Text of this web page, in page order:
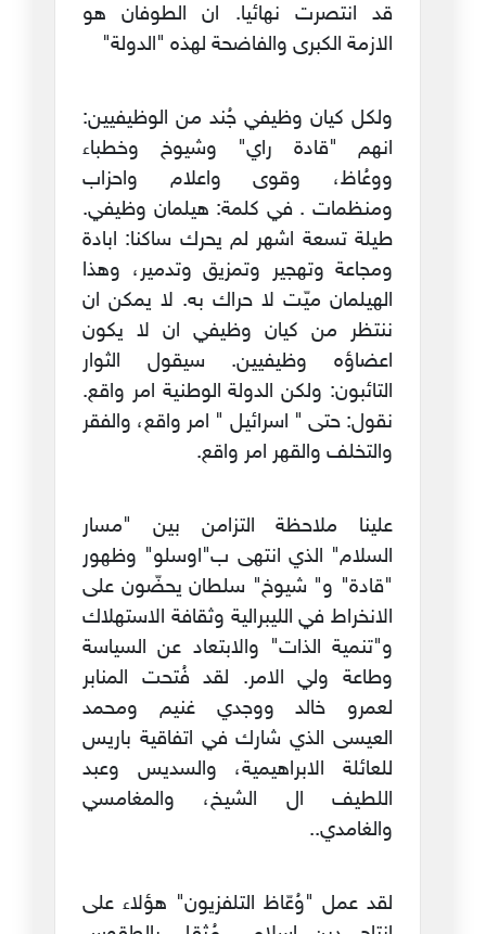
قد انتصرت نهائيا. ان الطوفان هو
الازمة الكبرى والفاضحة لهذه "الدولة"
ولكل كيان وظيفي جُند من الوظيفيين:
انهم "قادة راي" وشيوخ وخطباء
ووعُاظ، وقوى واعلام واحزاب
ومنظمات . في كلمة: هيلمان وظيفي.
طيلة تسعة اشهر لم يحرك ساكنا: ابادة
ومجاعة وتهجير وتمزيق وتدمير، وهذا
الهيلمان ميّت لا حراك به. لا يمكن ان
ننتظر من كيان وظيفي ان لا يكون
اعضاؤه وظيفيين. سيقول الثوار
التائبون: ولكن الدولة الوطنية امر واقع.
نقول: حتى " اسرائيل " امر واقع، والفقر
والتخلف والقهر امر واقع.
علينا ملاحظة التزامن بين "مسار
السلام" الذي انتهى ب"اوسلو" وظهور
"قادة" و" شيوخ" سلطان يحضّون على
الانخراط في الليبرالية وثقافة الاستهلاك
و"تنمية الذات" والابتعاد عن السياسة
وطاعة ولي الامر. لقد فُتحت المنابر
لعمرو خالد ووجدي غنيم ومحمد
العيسى الذي شارك في اتفاقية باريس
للعائلة الابراهيمية، والسديس وعبد
اللطيف ال الشيخ، والمغامسي
والغامدي..
لقد عمل "وُعّاظ التلفزيون" هؤلاء على